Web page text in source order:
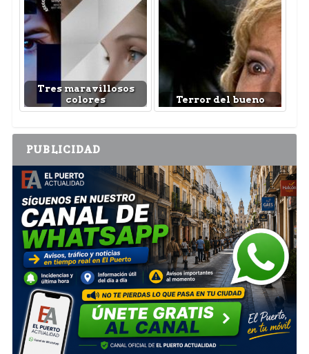
Tres maravillosos
colores
Terror del bueno
PUBLICIDAD